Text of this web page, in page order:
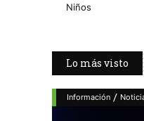
Niños
Lo más visto
Información /